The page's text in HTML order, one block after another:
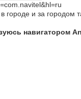
городе и за городом
навигатором